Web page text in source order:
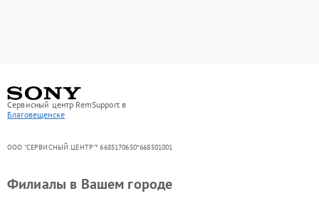
Сервисный центр RemSupport в
Благовещенске
ООО "СЕРВИСНЫЙ ЦЕНТР"* 6685170650*668501001
Филиалы в Вашем городе